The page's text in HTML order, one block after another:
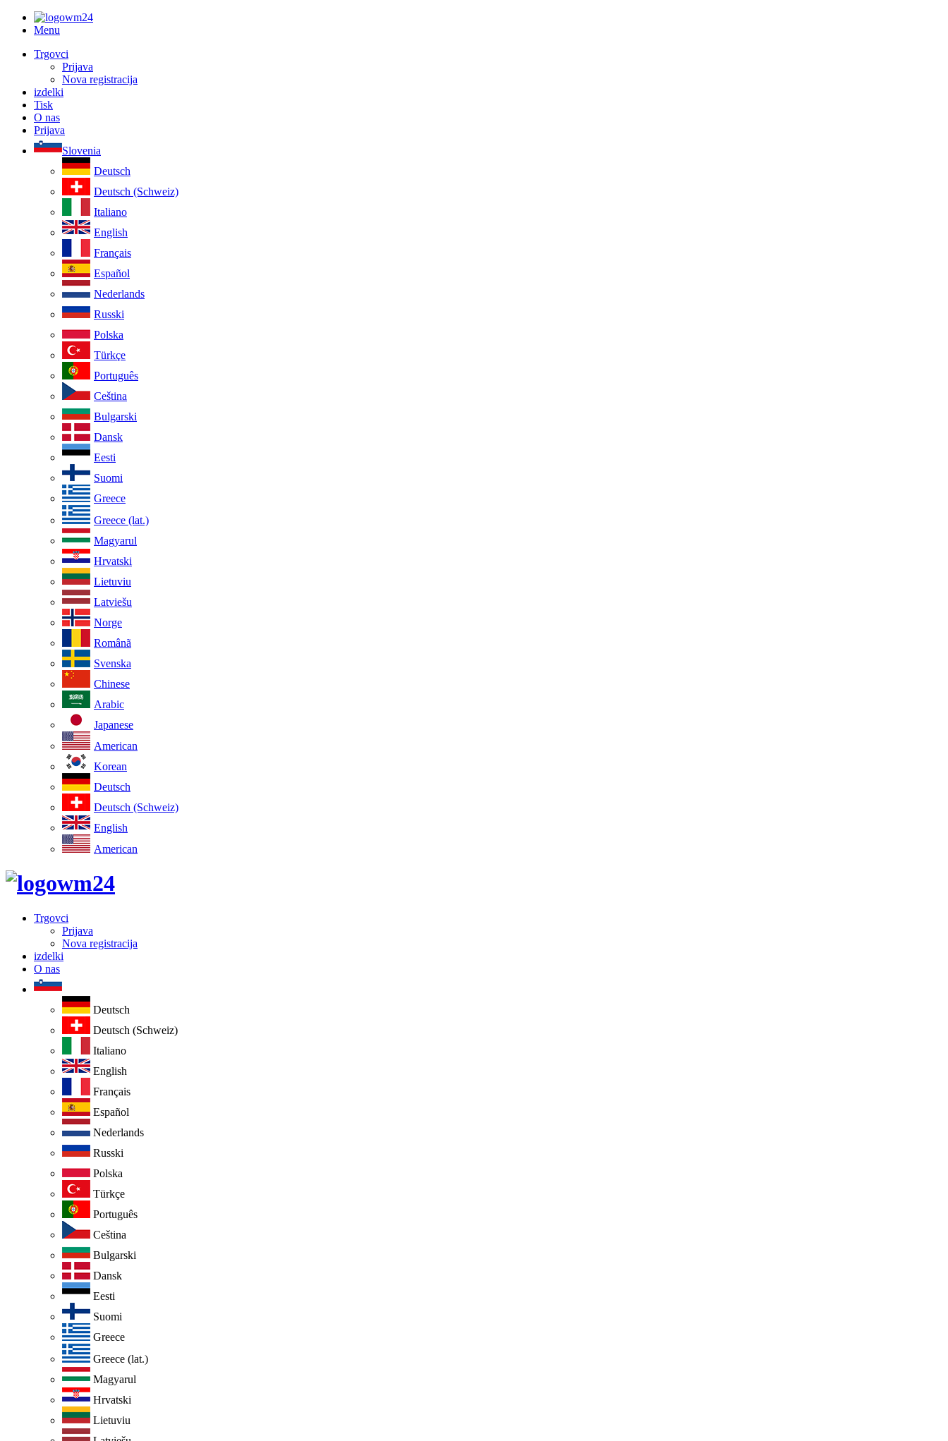
Menu
Trgovci
Prijava
Nova registracija
izdelki
Tisk
O nas
Prijava
Slovenia
Deutsch
Deutsch (Schweiz)
Italiano
English
Français
Español
Nederlands
Russki
Polska
Türkçe
Português
Ceština
Bulgarski
Dansk
Eesti
Suomi
Greece
Greece (lat.)
Magyarul
Hrvatski
Lietuviu
Latviešu
Norge
Românã
Svenska
Chinese
Arabic
Japanese
American
Korean
Deutsch
Deutsch (Schweiz)
English
American
Trgovci
Prijava
Nova registracija
izdelki
O nas
Deutsch
Deutsch (Schweiz)
Italiano
English
Français
Español
Nederlands
Russki
Polska
Türkçe
Português
Ceština
Bulgarski
Dansk
Eesti
Suomi
Greece
Greece (lat.)
Magyarul
Hrvatski
Lietuviu